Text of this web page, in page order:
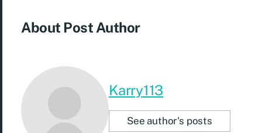
About Post Author
Karry113
See author's posts